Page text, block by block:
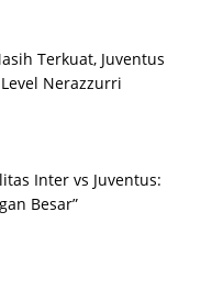
Terkuat, Juventus
Nerazzurri
Inter vs Juventus:
Besar”